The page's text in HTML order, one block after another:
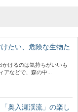
たい、危険な生物た
けるのは気持ちがいいも
アなどで、森の中...
奥入瀬渓流」の楽し